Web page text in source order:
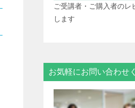
ご受講者・ご購入者のレ
します
お気軽にお問い合わせ